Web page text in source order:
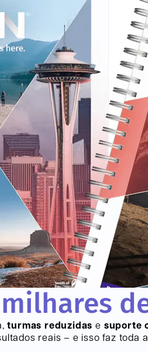
turmas reduzidas e suporte
reais – e isso faz toda